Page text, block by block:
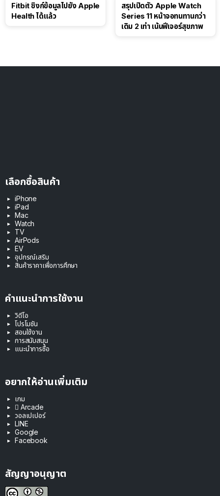
Fitbit ซิงก์ข้อมูลไปยัง Apple
Health ได้แล้ว
สรุปเปิดตัว Apple Watch
Series 11 หน้าจอทนทานกว่า
เดิม 2 เท่า เน้นฟีเจอร์สุขภาพ
เลือกซื้อสินค้า
iPhone
iPad
Mac
Watch
TV
AirPods
EV
อุปกรณ์เสริม
สินค้าราคาเพื่อการศึกษา
คำแนะนำการใช้งาน
วิดีโอ
โปรโมชัน
สอนใช้งาน
การสนับสนุน
แนะนำการซื้อ
อยากให้อ่านเพิ่มเติม
เกม
 Arcade
วอลเปเปอร์
LINE
Google
Facebook
สัญญาอนุญาต